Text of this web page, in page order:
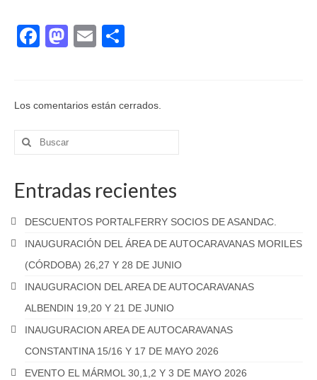
Facebook
Mastodon
Email
Los comentarios están cerrados.
Buscar
por:
Entradas recientes
DESCUENTOS PORTALFERRY SOCIOS DE ASANDAC.
INAUGURACIÓN DEL ÁREA DE AUTOCARAVANAS MORILES
(CÓRDOBA) 26,27 Y 28 DE JUNIO
INAUGURACION DEL AREA DE AUTOCARAVANAS
ALBENDIN 19,20 Y 21 DE JUNIO
INAUGURACION AREA DE AUTOCARAVANAS
CONSTANTINA 15/16 Y 17 DE MAYO 2026
EVENTO EL MÁRMOL 30,1,2 Y 3 DE MAYO 2026